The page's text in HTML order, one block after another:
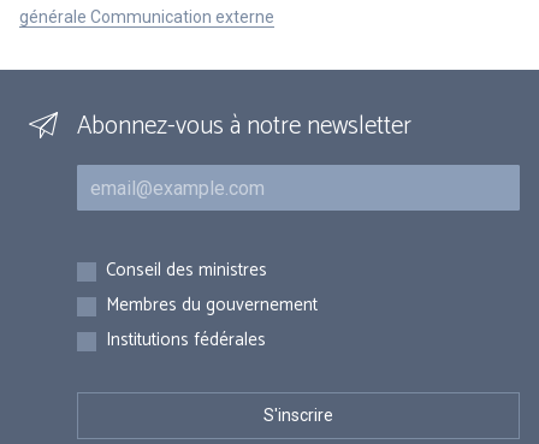
générale Communication externe
Abonnez-vous à notre newsletter
Courriel
Inscriptions
Conseil des ministres
Membres du gouvernement
Institutions fédérales